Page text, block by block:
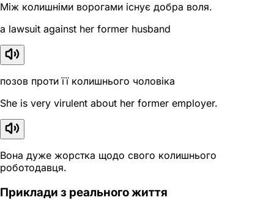
Між колишніми ворогами існує добра воля.
a lawsuit against her former husband
позов проти її колишнього чоловіка
She is very virulent about her former employer.
Вона дуже жорстка щодо свого колишнього
роботодавця.
Приклади з реального життя